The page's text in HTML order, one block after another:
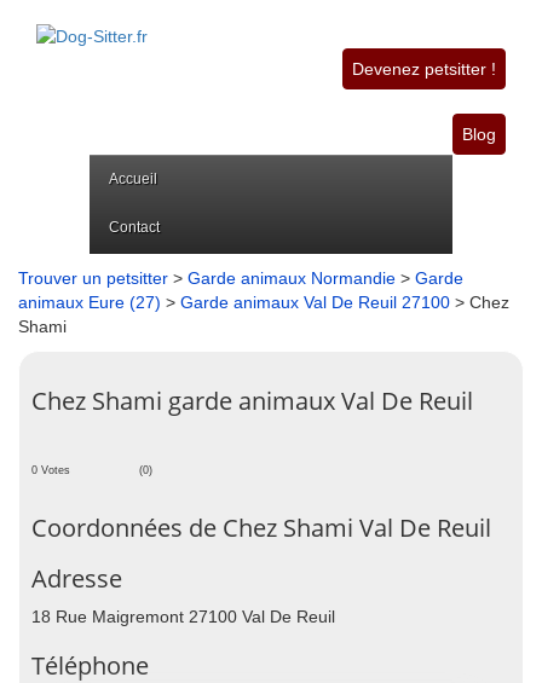
Devenez petsitter !
Blog
Accueil
Contact
Trouver un petsitter > Garde animaux Normandie > Garde
animaux Eure (27) > Garde animaux Val De Reuil 27100 > Chez
Shami
Chez Shami garde animaux Val De Reuil
0 Votes (0)
Coordonnées de Chez Shami Val De Reuil
Adresse
18 Rue Maigremont 27100 Val De Reuil
Téléphone